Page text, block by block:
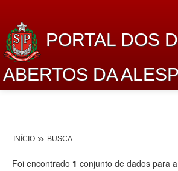
PORTAL DOS
ABERTOS DA
INÍCIO BUSCA
Foi encontrado 1 conjunto de dados para